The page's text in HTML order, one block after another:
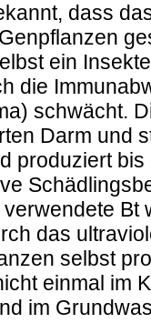
dass
ein
die
schwächt.
Darm und
produziert
Bt
das
selbst
einmal im
im